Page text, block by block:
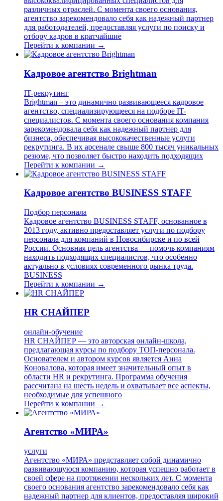
различных отраслей. С момента своего основания,
агентство зарекомендовало себя как надежный партнер
для работодателей, предоставляя услуги по поиску и
отбору кадров в кратчайшие
Перейти к компании →
Кадровое агентство Brightman
IT-рекрутинг
Brightman – это динамично развивающееся кадровое
агентство, специализирующееся на подборе IT-
специалистов. С момента своего основания компания
зарекомендовала себя как надежный партнер для
бизнеса, обеспечивая высококачественные услуги
рекрутинга. В их арсенале свыше 800 тысяч уникальных
резюме, что позволяет быстро находить подходящих
Перейти к компании →
Кадровое агентство BUSINESS STAFF
Подбор персонала
Кадровое агентство BUSINESS STAFF, основанное в
2013 году, активно предоставляет услуги по подбору
персонала для компаний в Новосибирске и по всей
России. Основная цель агентства — помочь компаниям
находить подходящих специалистов, что особенно
актуально в условиях современного рынка труда.
BUSINESS
Перейти к компании →
HR СНАЙПЕР
онлайн-обучение
HR СНАЙПЕР — это авторская онлайн-школа,
предлагающая курсы по подбору ТОП-персонала.
Основателем и автором курсов является Анна
Коновалова, которая имеет значительный опыт в
области HR и рекрутинга. Программа обучения
рассчитана на шесть недель и охватывает все аспекты,
необходимые для успешного
Перейти к компании →
Агентство «МИРА»
услуги
Агентство «МИРА» представляет собой динамично
развивающуюся компанию, которая успешно работает в
своей сфере на протяжении нескольких лет. С момента
своего основания агентство зарекомендовало себя как
надежный партнер для клиентов, предоставляя широкий